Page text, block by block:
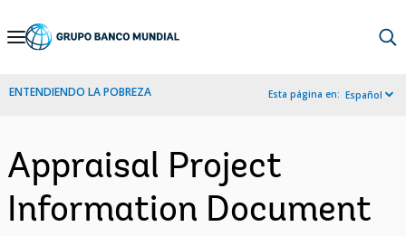
Skip
Navigation
ENTENDIENDO LA POBREZA Esta página en: Español
Appraisal Project
Information Document